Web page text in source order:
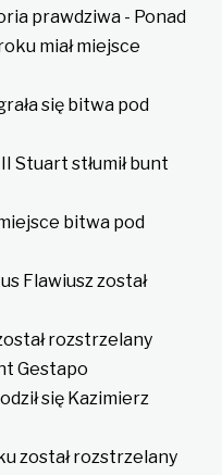
prawdziwa - Ponad
miał miejsce
się bitwa pod
Stuart stłumił bunt
bitwa pod
Flawiusz został
rozstrzelany
Gestapo
się Kazimierz
został rozstrzelany